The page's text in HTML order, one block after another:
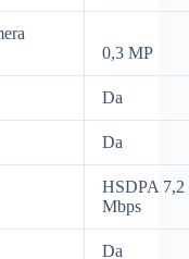
0,3 MP
Da
Da
HSDPA 7,2
Mbps
Da